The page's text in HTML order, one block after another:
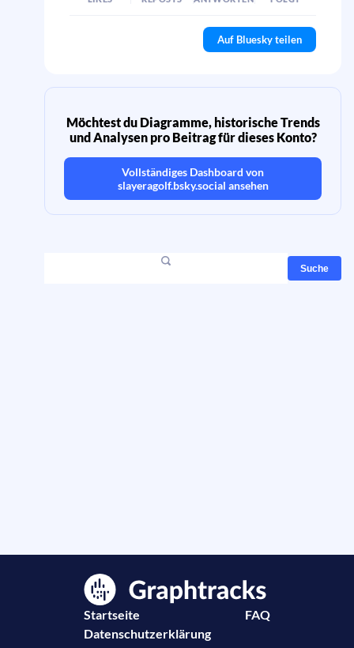
Auf Bluesky teilen
Möchtest du Diagramme, historische Trends
und Analysen pro Beitrag für dieses Konto?
Vollständiges Dashboard von
slayeragolf.bsky.social ansehen
Suche
Startseite
FAQ
Datenschutzerklärung